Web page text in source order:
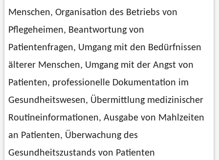
Menschen, Organisation des Betriebs von
Pflegeheimen, Beantwortung von
Patientenfragen, Umgang mit den Bedürfnissen
älterer Menschen, Umgang mit der Angst von
Patienten, professionelle Dokumentation im
Gesundheitswesen, Übermittlung medizinischer
Routineinformationen, Ausgabe von Mahlzeiten
an Patienten, Überwachung des
Gesundheitszustands von Patienten